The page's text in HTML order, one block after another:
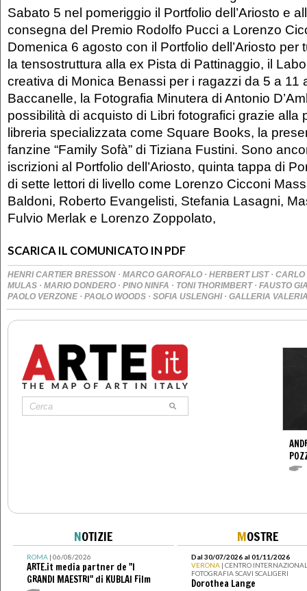
Sabato 5 nel pomeriggio il Portfolio dell’Ariosto e
consegna del Premio Rodolfo Pucci a Lorenzo
Domenica 6 agosto con il Portfolio dell’Ariosto per
la tensostruttura alla ex Pista di Pattinaggio, il
creativa di Monica Benassi per i ragazzi da 5 a 11
Baccanelle, la Fotografia Minutera di Antonio
possibilità di acquisto di Libri fotografici grazie alla
libreria specializzata come Square Books, la
fanzine “Family Sofà” di Tiziana Fustini. Sono
iscrizioni al Portfolio dell’Ariosto, quinta tappa di
di sette lettori di livello come Lorenzo Cicconi
Baldoni, Roberto Evangelisti, Stefania Lasagni,
Fulvio Merlak e Lorenzo Zoppolato,
SCARICA IL COMUNICATO IN PDF
HENRI CARTIER BRESSON · MARCO GAROFALO · HERBERT LIST ·
MULAS · MARIO DONDERO · PINO NINFA · TONI THORIMBERT · FAUSTO
PAOLO VERZONE · PAOLO WOODS · SOFIA USLENGHI · GALLERIA
NOTIZIE
ROMA| 06/08/2026
ARTE.it media partner de "I
GRANDI MAESTRI" di KUBLAI Film
MOSTRE
Dal 30/07/2026 al 01/11/2026
VERONA | CENTRO
FOTOGRAFIA SCAVI SCALIGERI
Dorothea Lange